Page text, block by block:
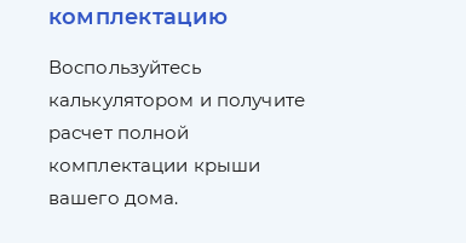
комплектацию
Воспользуйтесь
калькулятором и получите
расчет полной
комплектации крыши
вашего дома.